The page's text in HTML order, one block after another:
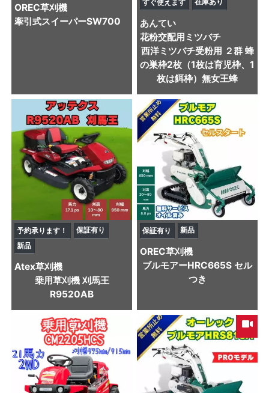
OREC草刈機
牽引式スイーパーSW700
すぐ使えます
あんてい
花粉交配用ミツバチ
西洋ミツバチ受粉用 ２群 蜂
の巣枠2枚（1枚は育児枠、1
枚は餌枠）無女王蜂
予約承ります！
保証有り
新品
Atex草刈機
乗用草刈機 刈馬王
R9520AB
保証有り 新品
OREC草刈機
ブルモアーHRC665S セル
つき